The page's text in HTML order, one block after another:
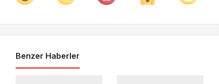
Benzer Haberler